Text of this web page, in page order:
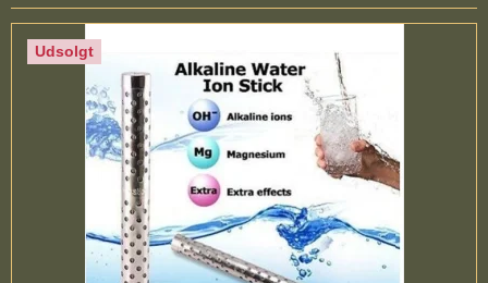
Udsolgt